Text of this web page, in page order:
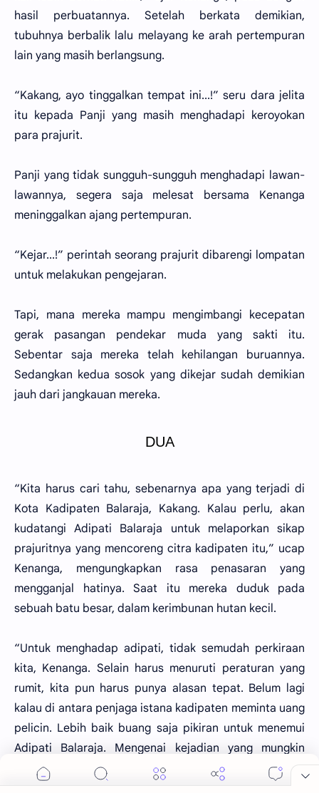
hasil perbuatannya. Setelah berkata demikian,
tubuhnya berbalik lalu melayang ke arah pertempuran
lain yang masih berlangsung.
“Kakang, ayo tinggalkan tempat ini...!” seru dara jelita
itu kepada Panji yang masih menghadapi keroyokan
para prajurit.
Panji yang tidak sungguh-sungguh menghadapi lawan-
lawannya, segera saja melesat bersama Kenanga
meninggalkan ajang pertempuran.
“Kejar...!” perintah seorang prajurit dibarengi lompatan
untuk melakukan pengejaran.
Tapi, mana mereka mampu mengimbangi kecepatan
gerak pasangan pendekar muda yang sakti itu.
Sebentar saja mereka telah kehilangan buruannya.
Sedangkan kedua sosok yang dikejar sudah demikian
jauh dari jangkauan mereka.
DUA
“Kita harus cari tahu, sebenarnya apa yang terjadi di
Kota Kadipaten Balaraja, Kakang. Kalau perlu, akan
kudatangi Adipati Balaraja untuk melaporkan sikap
prajuritnya yang mencoreng citra kadipaten itu,” ucap
Kenanga, mengungkapkan rasa penasaran yang
mengganjal hatinya. Saat itu mereka duduk pada
sebuah batu besar, dalam kerimbunan hutan kecil.
“Untuk menghadap adipati, tidak semudah perkiraan
kita, Kenanga. Selain harus menuruti peraturan yang
rumit, kita pun harus punya alasan tepat. Belum lagi
kalau di antara penjaga istana kadipaten meminta uang
pelicin. Lebih baik buang saja pikiran untuk menemui
Adipati Balaraja. Mengenai kejadian yang mungkin
menggegerkan kadipaten itu, sudah menjadi kewajiban
kita menyelidikinya. Susahnya, mungkin kini kita jadi